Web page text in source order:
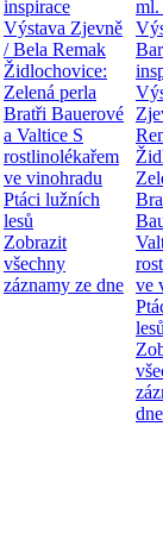
inspirace
Výstava Zjevně
/ Bela Remak
Židlochovice:
Zelená perla
Bratři Bauerové
a Valtice S
rostlinolékařem
ve vinohradu
Ptáci lužních
lesů
Zobrazit
všechny
záznamy ze dne
ml.
ve
dne